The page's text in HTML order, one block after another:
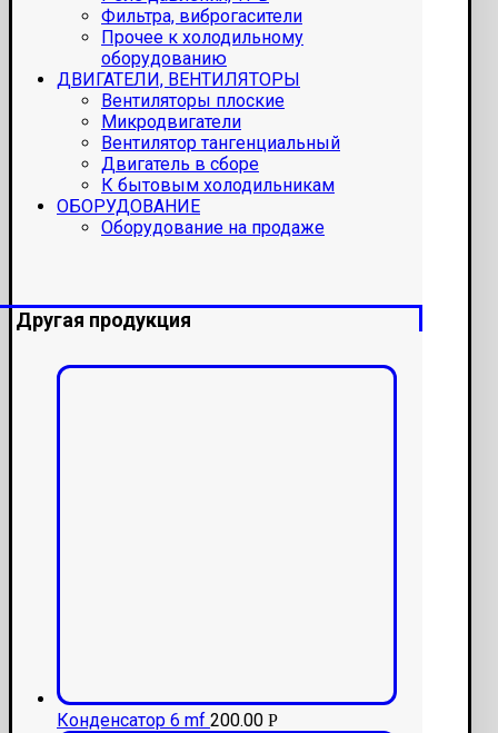
Фильтра, виброгасители
Прочее к холодильному
оборудованию
ДВИГАТЕЛИ, ВЕНТИЛЯТОРЫ
Вентиляторы плоские
Микродвигатели
Вентилятор тангенциальный
Двигатель в сборе
К бытовым холодильникам
ОБОРУДОВАНИЕ
Оборудование на продаже
Другая продукция
Конденсатор 6 mf 200.00 Р